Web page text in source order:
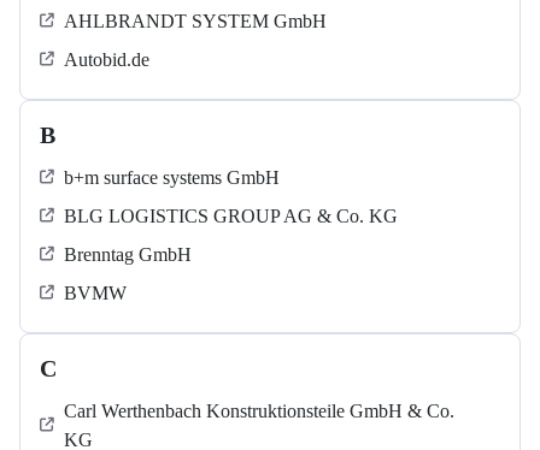
AHLBRANDT SYSTEM GmbH
Autobid.de
B
b+m surface systems GmbH
BLG LOGISTICS GROUP AG & Co. KG
Brenntag GmbH
BVMW
C
Carl Werthenbach Konstruktionsteile GmbH & Co.
KG